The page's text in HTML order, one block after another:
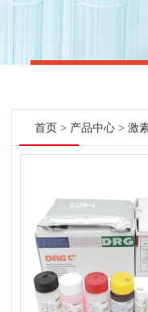
首页 > 产品中心 > 激